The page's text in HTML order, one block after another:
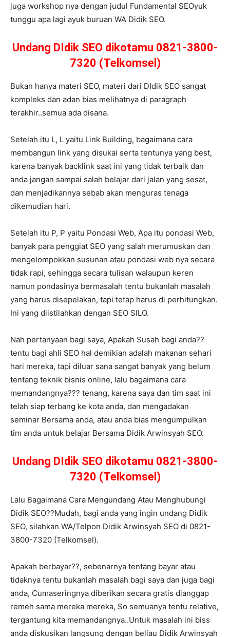
juga workshop nya dengan judul Fundamental SEOyuk
tunggu apa lagi ayuk buruan WA Didik SEO.
Undang DIdik SEO dikotamu 0821-3800-
7320 (Telkomsel)
Bukan hanya materi SEO, materi dari DIdik SEO sangat
kompleks dan adan bias melihatnya di paragraph
terakhir..semua ada disana.
Setelah itu L, L yaitu Link Building, bagaimana cara
membangun link yang disukai serta tentunya yang best,
karena banyak backlink saat ini yang tidak terbaik dan
anda jangan sampai salah belajar dari jalan yang sesat,
dan menjadikannya sebab akan menguras tenaga
dikemudian hari.
Setelah itu P, P yaitu Pondasi Web, Apa itu pondasi Web,
banyak para penggiat SEO yang salah merumuskan dan
mengelompokkan susunan atau pondasi web nya secara
tidak rapi, sehingga secara tulisan walaupun keren
namun pondasinya bermasalah tentu bukanlah masalah
yang harus disepelakan, tapi tetap harus di perhitungkan.
Ini yang diistilahkan dengan SEO SILO.
Nah pertanyaan bagi saya, Apakah Susah bagi anda??
tentu bagi ahli SEO hal demikian adalah makanan sehari
hari mereka, tapi diluar sana sangat banyak yang belum
tentang teknik bisnis online, lalu bagaimana cara
memandangnya??? tenang, karena saya dan tim saat ini
telah siap terbang ke kota anda, dan mengadakan
seminar Bersama anda, atau anda bias mengumpulkan
tim anda untuk belajar Bersama Didik Arwinsyah SEO.
Undang DIdik SEO dikotamu 0821-3800-
7320 (Telkomsel)
Lalu Bagaimana Cara Mengundang Atau Menghubungi
Didik SEO??Mudah, bagi anda yang ingin undang Didik
SEO, silahkan WA/Telpon Didik Arwinsyah SEO di 0821-
3800-7320 (Telkomsel).
Apakah berbayar??, sebenarnya tentang bayar atau
tidaknya tentu bukanlah masalah bagi saya dan juga bagi
anda, Cumaseringnya diberikan secara gratis dianggap
remeh sama mereka mereka, So semuanya tentu relative,
tergantung kita memandangnya..Untuk masalah ini biss
anda diskusikan langsung dengan beliau Didik Arwinsyah